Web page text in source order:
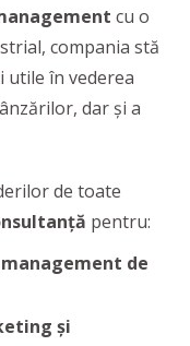
cu o
compania stă
utile în vederea
dar și a
de toate
pentru:
de
şi